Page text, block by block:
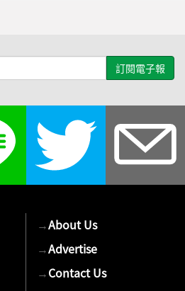
→About Us
→Advertise
→Contact Us